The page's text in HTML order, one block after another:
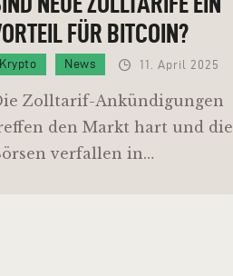
FÜR BITCOIN?
Krypto News 11. April 2025
Zolltarif-Ankündigungen
den Markt hart und die
verfallen in…